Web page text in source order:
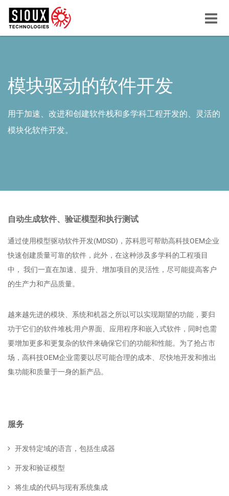
Menu
模块驱动的软件开发
用于加速、改进和创建软件栈和多学科工程开发的、灵活的
模块化软件开发。
自动生成软件、验证模型和执行测试
通过使用模型驱动软件开发(MDSD)，苏科思可帮助高科技OEM企业
快速创建质量可靠的软件，此外，在这种涉及多学科的工程项目
中， 我们一直在加速、提升、增加项目的灵活性，尽可能提高客户
的生产力和产品质量。
越来越先进的模块、系统和机器之所以可以实现期望的功能，要归
功于它们的软件堆栈:用户界面、应用程序和嵌入式软件，同时也需
要增加更多和更复杂的软件来确保它们的功能和性能。为了抢占市
场，高科技OEM企业需要以尽可能合理的成本、尽快地开发和推出
集功能和质量于一身的新产品。
服务
开发特定域的语言，包括生成器
开发和验证模型
将生成的代码与现有系统集成